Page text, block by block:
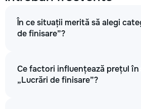
În ce situații merită să alegi
de finisare”?
Ce factori influențează prețul
„Lucrări de finisare”?